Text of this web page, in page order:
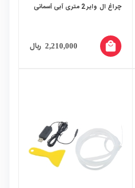
چراغ ال وایر 2 متری آبی آسمانی
2,210,000 ریال local_mall